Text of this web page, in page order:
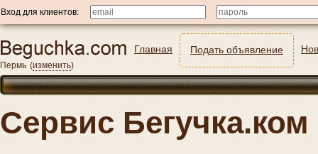
Вход для клиентов:
Пермь (изменить)
Главная Подать объявление
Сервис Бегучка.ком